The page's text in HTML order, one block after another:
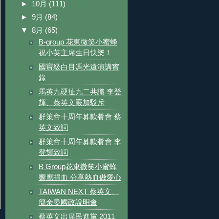
► 10月 (111)
► 9月 (84)
▼ 8月 (65)
B-group 花東微笑小蜜蜂
祝小英主席生日快樂！
國寶級白目馮光遠演講實
錄
馬英九硬扯九二共識 李登
輝、蔡英文嚴加駁斥
群策會十周年募款餐會 蔡
英文致詞
群策會十周年募款餐會 李
登輝致詞
B Group花東微笑小蜜蜂
響應捐血 分享熱血做愛心
TAIWAN NEXT 蔡英文、
簡余晏國政說明會
蔡英文出席民進黨 2011